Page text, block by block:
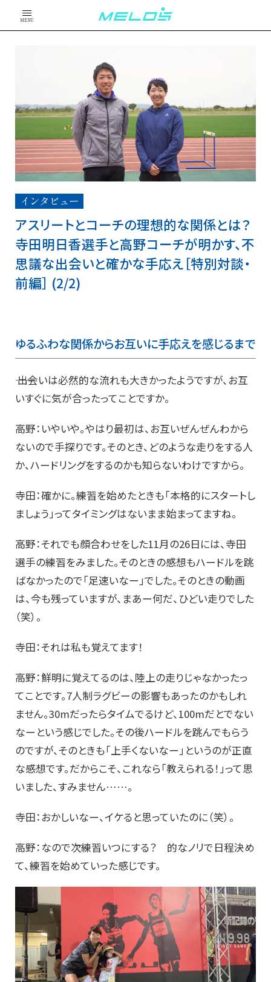
MENU
インタビュー
アスリートとコーチの理想的な関係とは？
寺田明日香選手と高野コーチが明かす、不
思議な出会いと確かな手応え［特別対談・
前編］ (2/2)
ゆるふわな関係からお互いに手応えを感じるまで
―― 出会いは必然的な流れも大きかったようですが、お互
いすぐに気が合ったってことですか。
高野：いやいや。やはり最初は、お互いぜんぜんわから
ないので手探りです。そのとき、どのような走りをする人
か、ハードリングをするのかも知らないわけですから。
寺田：確かに。練習を始めたときも「本格的にスタートし
ましょう」ってタイミングはないまま始まってますね。
高野：それでも顔合わせをした11月の26日には、寺田
選手の練習をみました。そのときの感想もハードルを跳
ばなかったので「足速いなー」でした。そのときの動画
は、今も残っていますが、まあー何だ、ひどい走りでした
（笑）。
寺田：それは私も覚えてます！
高野：鮮明に覚えてるのは、陸上の走りじゃなかったっ
てことです。7人制ラグビーの影響もあったのかもしれ
ません。30mだったらタイムでるけど、100mだとでない
なーという感じでした。その後ハードルを跳んでもらう
のですが、そのときも「上手くないなー」というのが正直
な感想です。だからこそ、これなら「教えられる！」って思
いました、すみません……。
寺田：おかしいなー、イケると思っていたのに（笑）。
高野：なので次練習いつにする？ 的なノリで日程決め
て、練習を始めていった感じです。